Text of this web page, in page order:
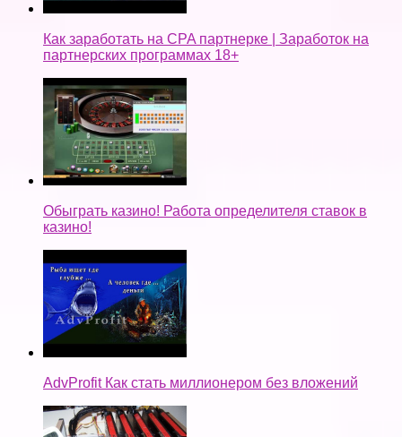
Как заработать на CPA партнерке | Заработок на
партнерских программах 18+
Обыграть казино! Работа определителя ставок в
казино!
AdvProfit Как стать миллионером без вложений